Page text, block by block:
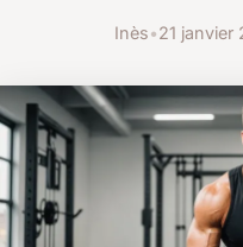
Inès•21 janvier